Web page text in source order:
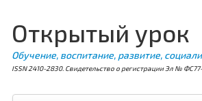
Открытый урок
Обучение, воспитание, развитие,
ISSN 2410-2830. Свидетельство о регистрации Эл №